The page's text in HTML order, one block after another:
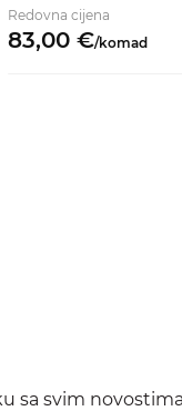
Redovna cijena
83,00 €/komad
sa svim